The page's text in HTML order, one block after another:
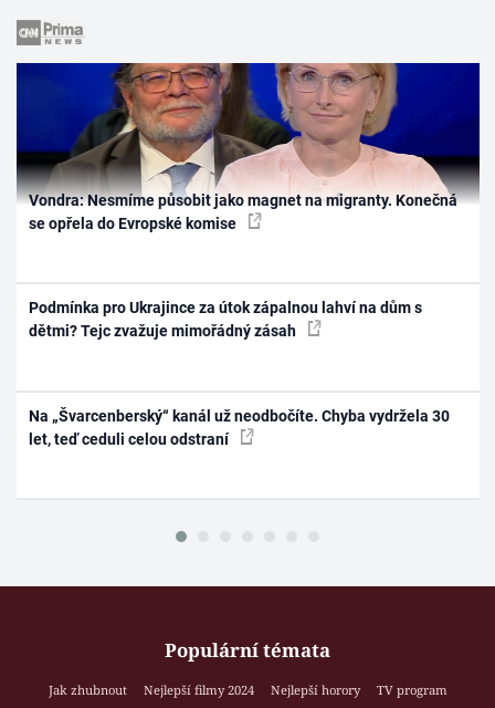
Vondra: Nesmíme působit jako magnet na migranty. Konečná
se opřela do Evropské komise
Podmínka pro Ukrajince za útok zápalnou lahví na dům s
dětmi? Tejc zvažuje mimořádný zásah
Na „Švarcenberský“ kanál už neodbočíte. Chyba vydržela 30
let, teď ceduli celou odstraní
Populární témata
Jak zhubnout Nejlepší filmy 2024 Nejlepší horory
TV program